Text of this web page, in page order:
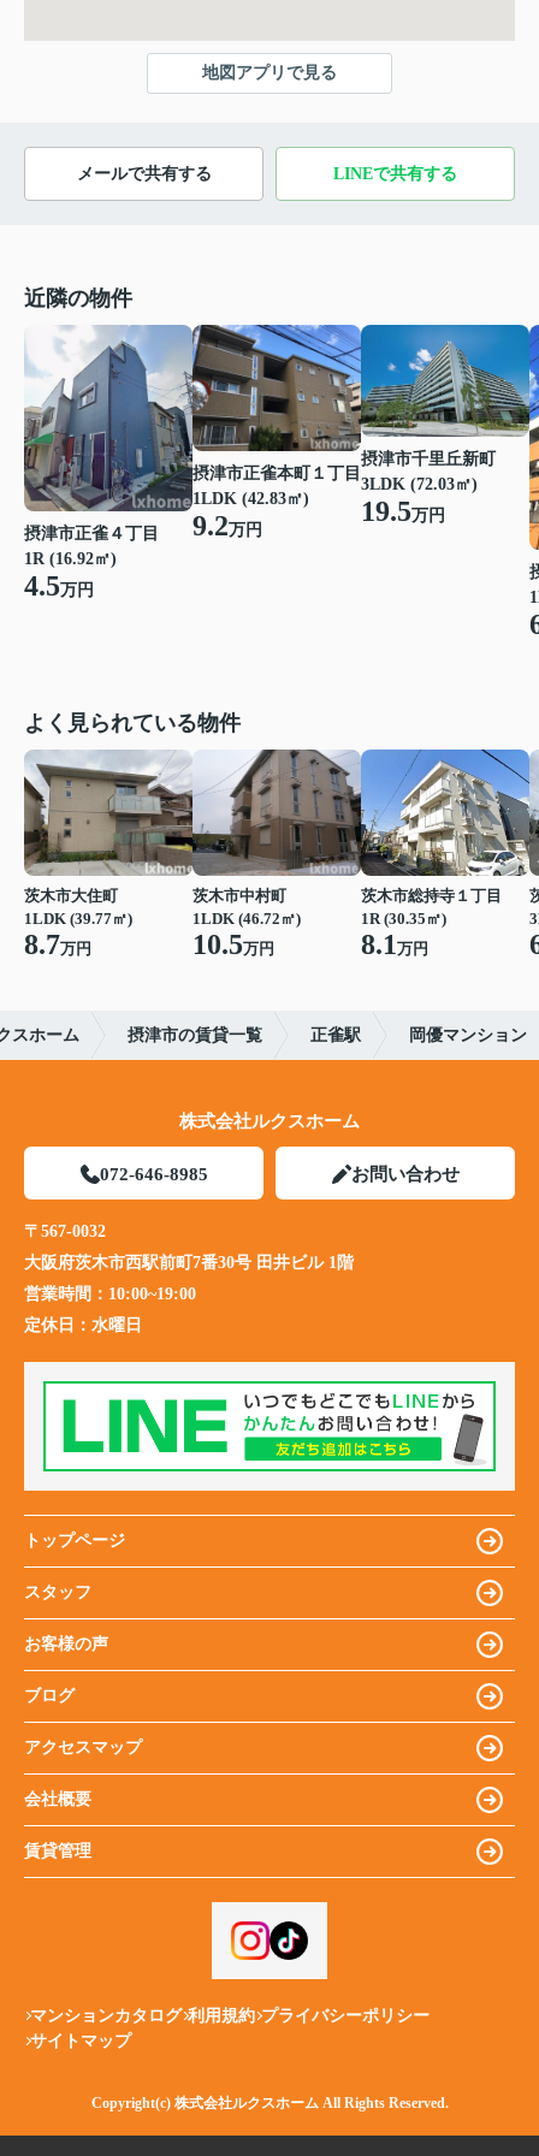
地図アプリで見る
メールで共有する LINEで共有する
近隣の物件
摂津市正雀４丁目
1R (16.92㎡)
4.5万円
摂津市正雀本町１丁目
1LDK (42.83㎡)
9.2万円
摂津市千里丘新町
3LDK (72.03㎡)
19.5万円
よく見られている物件
茨木市大住町
1LDK (39.77㎡)
8.7万円
茨木市中村町
1LDK (46.72㎡)
10.5万円
茨木市総持寺１丁目
1R (30.35㎡)
8.1万円
スホーム 摂津市の賃貸一覧 正雀駅 岡優マンション
株式会社ルクスホーム
072-646-8985 お問い合わせ
〒567-0032
大阪府茨木市西駅前町7番30号 田井ビル 1階
営業時間： 10:00~19:00
定休日： 水曜日
トップページ
スタッフ
お客様の声
ブログ
アクセスマップ
会社概要
賃貸管理
マンションカタログ 利用規約 プライバシーポリシー
サイトマップ
Copyright(c) 株式会社ルクスホーム All Rights Reserved.